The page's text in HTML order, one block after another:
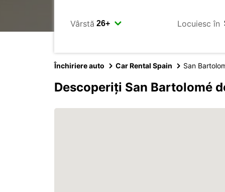
Vârstă Locuiesc în
Închiriere auto Car Rental Spain San
Descoperiți San Bartolomé